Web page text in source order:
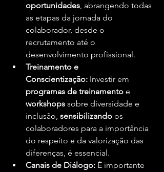
oportunidades, abrangendo todas
as etapas da jornada do
colaborador, desde o
recrutamento até o
desenvolvimento profissional.
Treinamento e
Conscientização: Investir em
programas de treinamento e
workshops sobre diversidade e
inclusão, sensibilizando os
colaboradores para a importância
do respeito e da valorização das
diferenças, é essencial.
Canais de Diálogo: É importante